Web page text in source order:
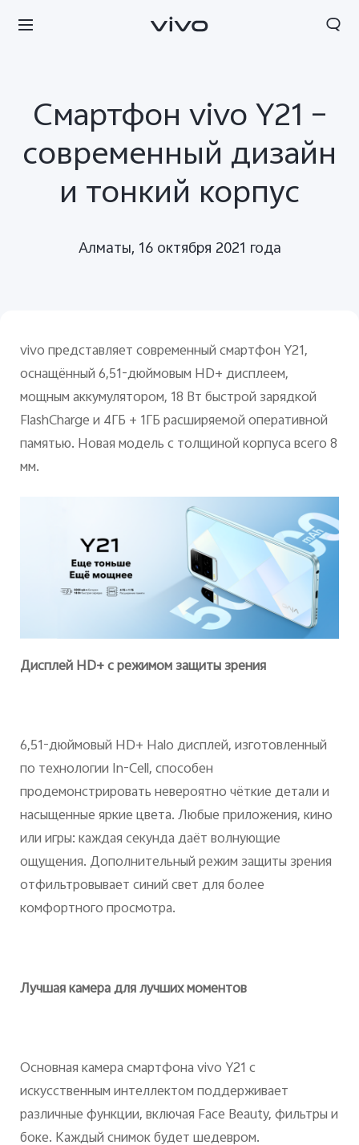
Azerbaijan | Выберите страну/регион
Смартфон vivo Y21 –
современный дизайн
и тонкий корпус
Алматы, 16 октября 2021 года
vivo представляет современный смартфон Y21,
оснащённый 6,51-дюймовым HD+ дисплеем,
мощным аккумулятором, 18 Вт быстрой зарядкой
FlashCharge и 4ГБ + 1ГБ расширяемой оперативной
памятью. Новая модель с толщиной корпуса всего 8
мм.
Дисплей HD+ с режимом защиты зрения
6,51-дюймовый HD+ Halo дисплей, изготовленный
по технологии In-Cell, способен
продемонстрировать невероятно чёткие детали и
насыщенные яркие цвета. Любые приложения, кино
или игры: каждая секунда даёт волнующие
ощущения. Дополнительный режим защиты зрения
отфильтровывает синий свет для более
комфортного просмотра.
Лучшая камера для лучших моментов
Основная камера смартфона vivo Y21 с
искусственным интеллектом поддерживает
различные функции, включая Face Beauty, фильтры и
боке. Каждый снимок будет шедевром.